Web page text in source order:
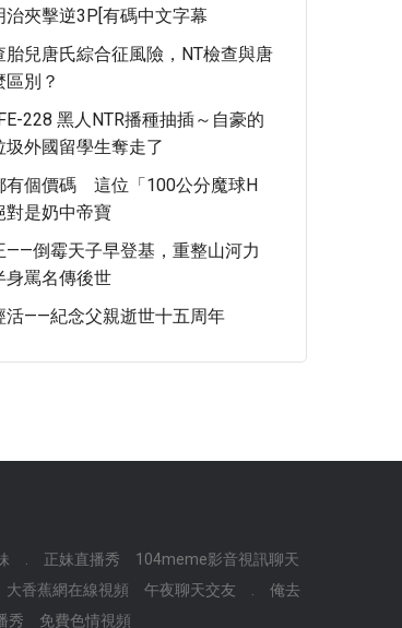
治夾擊逆3P[有碼中文字幕
胎兒唐氏綜合征風險，NT檢查與唐
別？
228 黑人NTR播種抽插～自豪的
圾外國留學生奪走了
有個價碼 這位「100公分魔球H
對是奶中帝寶
——倒霉天子早登基，重整山河力
身罵名傳後世
活——紀念父親逝世十五周年
正妹直播秀
104meme影音視訊聊天
大香蕉網在線視頻 午夜聊天交友
俺去
秀 免費色情視頻